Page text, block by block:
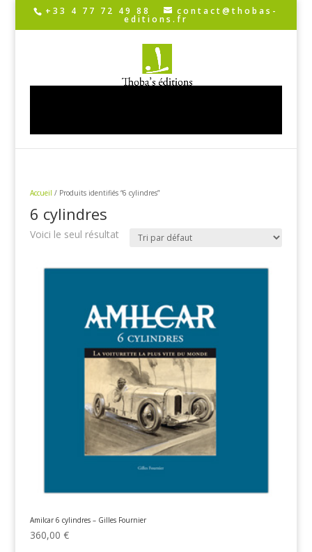
+33 4 77 72 49 88 contact@thobas-
editions.fr
Accueil / Produits identifiés “6 cylindres”
6 cylindres
Voici le seul résultat
Amilcar 6 cylindres – Gilles Fournier
360,00 €